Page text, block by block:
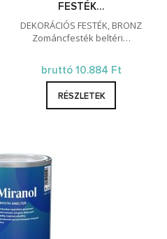
FESTÉK…
DEKORÁCIÓS FESTÉK, BRONZ
Zománcfesték beltéri…
bruttó 10.884 Ft
RÉSZLETEK